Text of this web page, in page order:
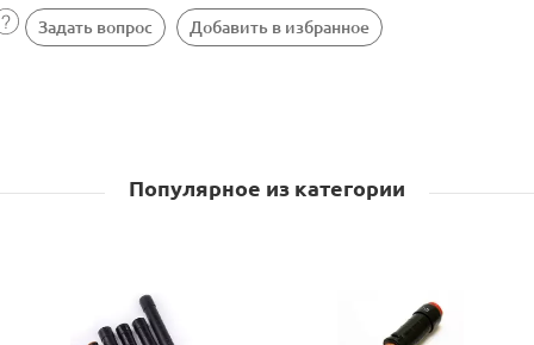
Задать вопрос Добавить в избранное
Популярное из категории